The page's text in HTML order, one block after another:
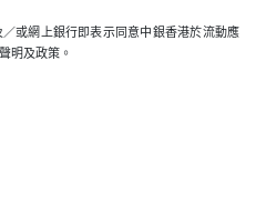
或網上銀行即表示同意中銀香港於流動應
明及政策。